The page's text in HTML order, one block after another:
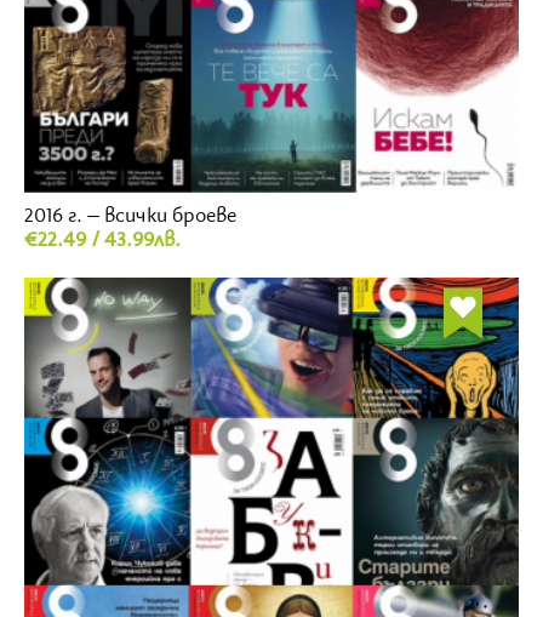
2016 г. – всички броеве
€22.49 / 43.99лв.